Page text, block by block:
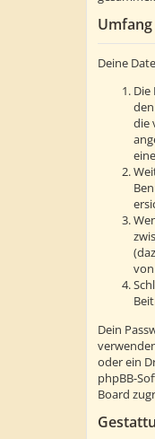
Deine
Die
die
Dein
oder ein
phpBB-
Board